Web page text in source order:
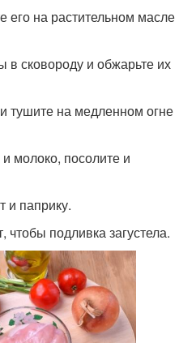
его на растительном масле
в сковороду и обжарьте их
тушите на медленном огне
молоко, посолите и
и паприку.
подливка загустела.